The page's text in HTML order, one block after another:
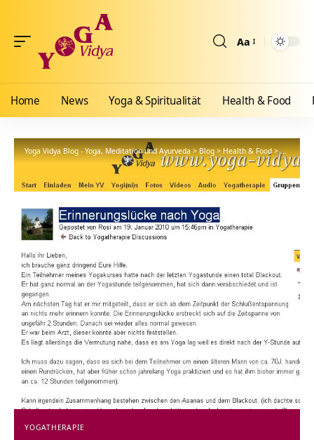
Aa
Home News Yoga & Spiritualität Health & Food
Yoga Vidya Blog - Yoga, Meditation und Ayurveda>Blog>Health & Food>
YOGATHERAPIE